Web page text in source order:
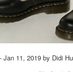
- Jan 11, 2019 by Didi Hu